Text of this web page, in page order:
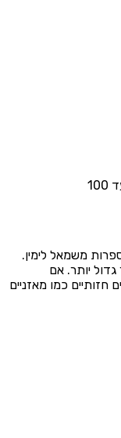
על הספרות משמאל לימין.
יותר. אם
כמו מאזניים